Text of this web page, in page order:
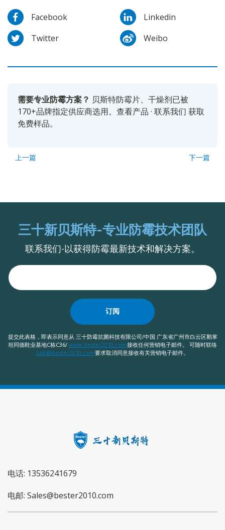
Facebook
Linkedin
Twitter
Weibo
需要专业防霉方案？ 贝斯特防霉片、干燥剂已被
170+品牌指定供应商选用。 查看产品 · 联系我们 获取
免费样品。
上一篇 下一篇
三十新贝斯特-专业防霉技术团队
联系我们-以获得防霉最新技术和解决方案。
订阅
提交此表格，即表示同意从 三十防霉抗菌科技有限公司/中国 广东省广州市白云区鹅掌
坦同德鞋业基地C栋C36/ www.bester2010.com接收任何营销电子邮件。 可随时联络
Lqb@bester2010.com要求取消同意接收有关营销电子邮件。
电话: 13536241679
电邮: Sales@bester2010.com